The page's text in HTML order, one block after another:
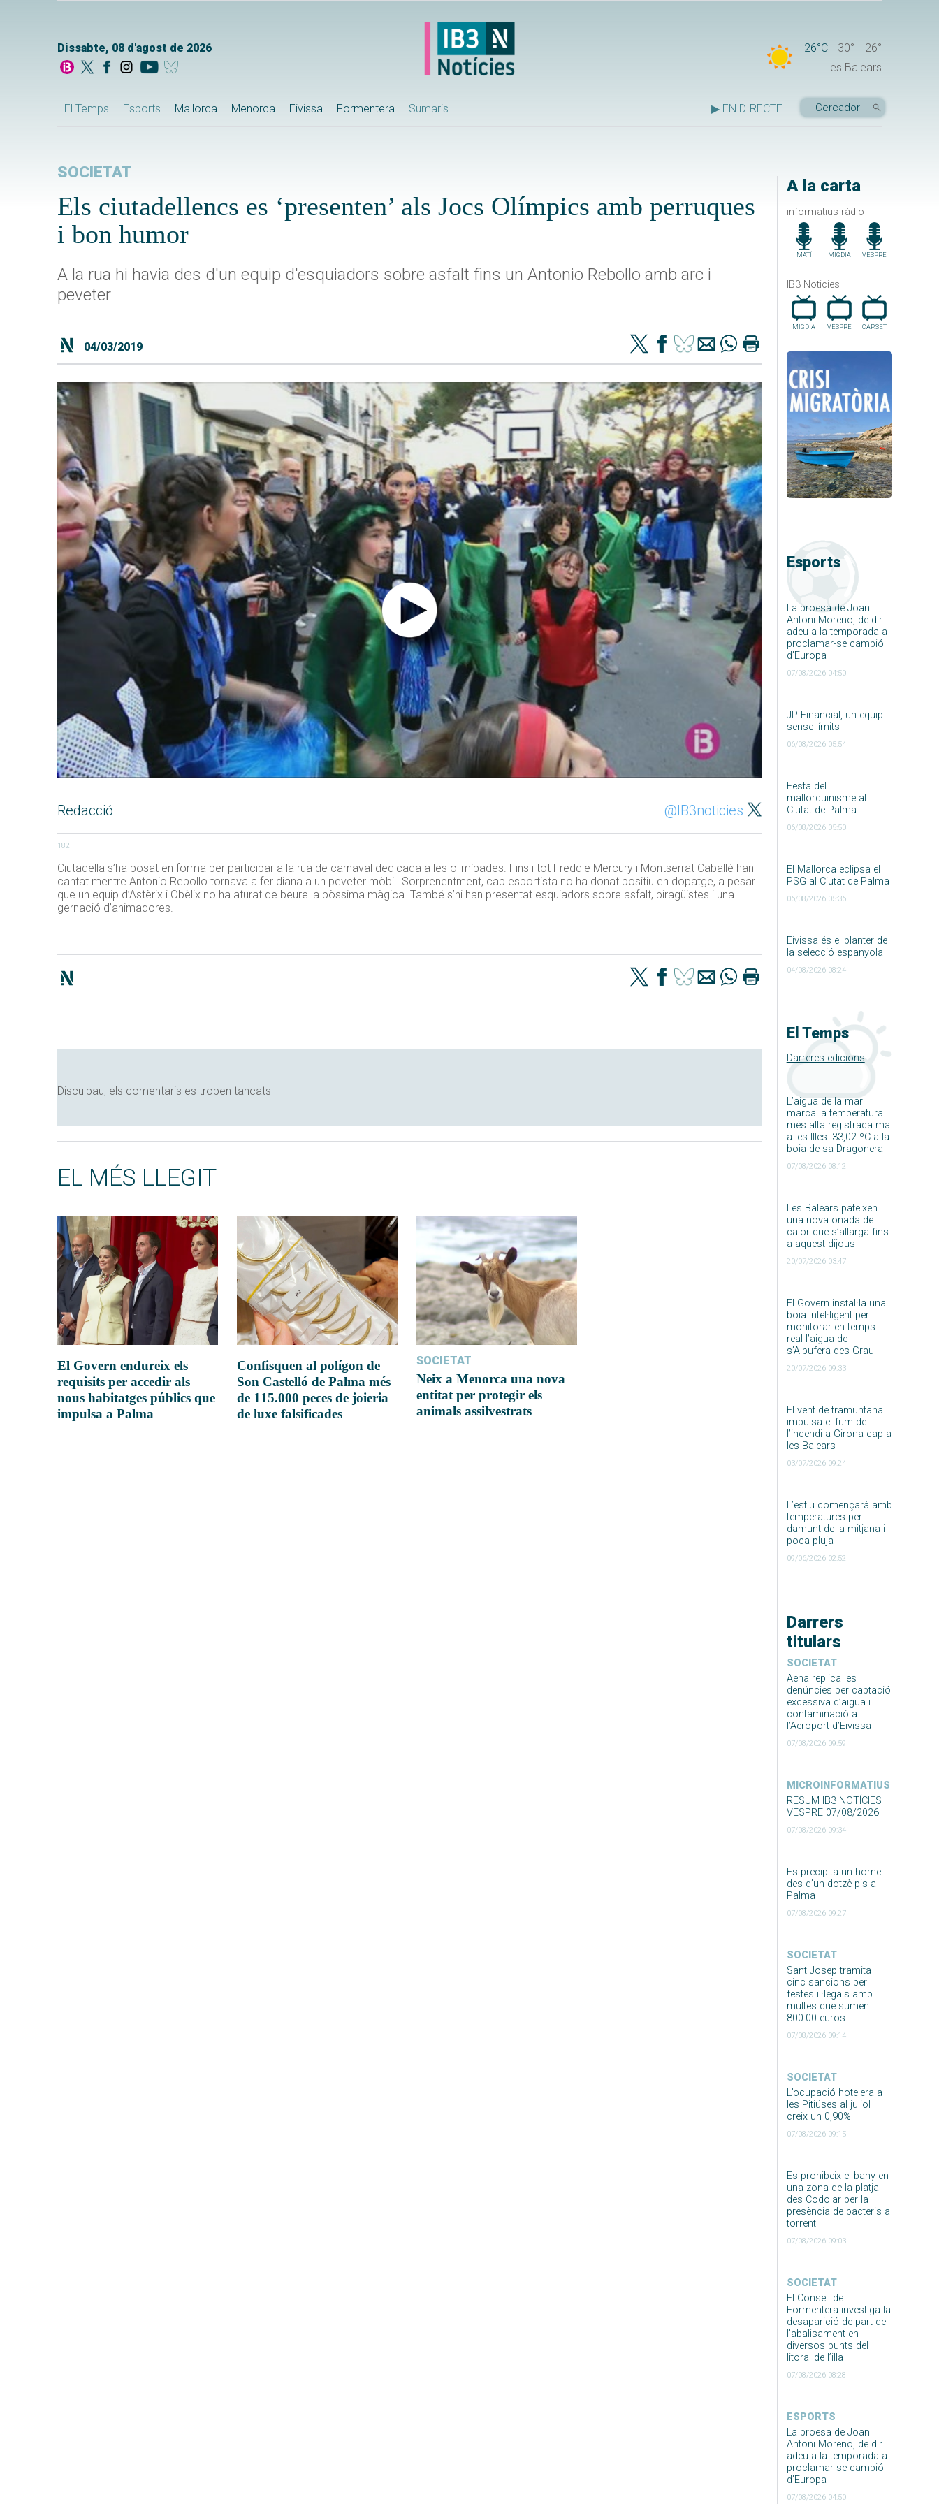
Dissabte, 08 d'agost de 2026 26°C 30°
26°
Illes Balears
El Temps Esports Mallorca Menorca Eivissa Formentera Sumaris ▶ EN DIRECTE
A la carta
informatius ràdio
MATÍ MIGDIA VESPRE
IB3 Noticies
MIGDIA VESPRE CAP.SET
Esports
La proesa de Joan
Antoni Moreno, de dir
adeu a la temporada a
proclamar-se campió
d’Europa
07/08/2026 04:50
JP Financial, un equip
sense límits
06/08/2026 05:54
Festa del
mallorquinisme al
Ciutat de Palma
06/08/2026 05:50
El Mallorca eclipsa el
PSG al Ciutat de Palma
06/08/2026 05:36
Eivissa és el planter de
la selecció espanyola
04/08/2026 08:24
El Temps
Darreres edicions
L’aigua de la mar
marca la temperatura
més alta registrada mai
a les Illes: 33,02 ºC a la
boia de sa Dragonera
07/08/2026 08:12
Les Balears pateixen
una nova onada de
calor que s’allarga fins
a aquest dijous
20/07/2026 03:47
El Govern instal·la una
boia intel·ligent per
monitorar en temps
real l’aigua de
s’Albufera des Grau
20/07/2026 09:33
El vent de tramuntana
impulsa el fum de
l’incendi a Girona cap a
les Balears
03/07/2026 09:24
L’estiu començarà amb
temperatures per
damunt de la mitjana i
poca pluja
09/06/2026 02:52
Darrers
titulars
SOCIETAT
Aena replica les
denúncies per captació
excessiva d’aigua i
contaminació a
l’Aeroport d’Eivissa
07/08/2026 09:59
MICROINFORMATIUS
RESUM IB3 NOTÍCIES
VESPRE 07/08/2026
07/08/2026 09:34
Es precipita un home
des d’un dotzè pis a
Palma
07/08/2026 09:27
SOCIETAT
Sant Josep tramita
cinc sancions per
festes il·legals amb
multes que sumen
800.00 euros
07/08/2026 09:14
SOCIETAT
L’ocupació hotelera a
les Pitiüses al juliol
creix un 0,90%
07/08/2026 09:15
Es prohibeix el bany en
una zona de la platja
des Codolar per la
presència de bacteris al
torrent
07/08/2026 09:03
SOCIETAT
El Consell de
Formentera investiga la
desaparició de part de
l’abalisament en
diversos punts del
litoral de l’illa
07/08/2026 08:28
ESPORTS
La proesa de Joan
Antoni Moreno, de dir
adeu a la temporada a
proclamar-se campió
d’Europa
07/08/2026 04:50
SOCIETAT
Els ciutadellencs es ‘presenten’ als Jocs Olímpics amb perruques
i bon humor
A la rua hi havia des d'un equip d'esquiadors sobre asfalt fins un Antonio Rebollo amb arc i
peveter
04/03/2019
Redacció @IB3noticies
182
Ciutadella s’ha posat en forma per participar a la rua de carnaval dedicada a les olimípades. Fins i tot Freddie Mercury i Montserrat Caballé han
cantat mentre Antonio Rebollo tornava a fer diana a un peveter mòbil. Sorprenentment, cap esportista no ha donat positiu en dopatge, a pesar
que un equip d’Astèrix i Obèlix no ha aturat de beure la pòssima màgica. També s’hi han presentat esquiadors sobre asfalt, piragüistes i una
gernació d’animadores.
Disculpau, els comentaris es troben tancats
EL MÉS LLEGIT
El Govern endureix els
requisits per accedir als
nous habitatges públics que
impulsa a Palma
Confisquen al polígon de
Son Castelló de Palma més
de 115.000 peces de joieria
de luxe falsificades
SOCIETAT
Neix a Menorca una nova
entitat per protegir els
animals assilvestrats